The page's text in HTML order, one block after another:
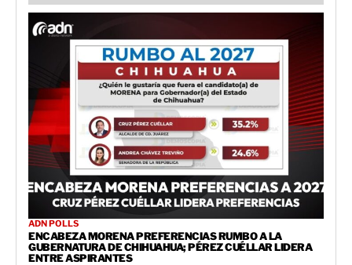
ADN POLLS
ENCABEZA MORENA PREFERENCIAS RUMBO A LA
GUBERNATURA DE CHIHUAHUA; PÉREZ CUÉLLAR LIDERA
ENTRE ASPIRANTES